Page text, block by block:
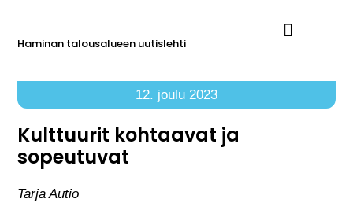
Haminan talousalueen uutislehti
12. joulu 2023
Kulttuurit kohtaavat ja
sopeutuvat
Tarja Autio